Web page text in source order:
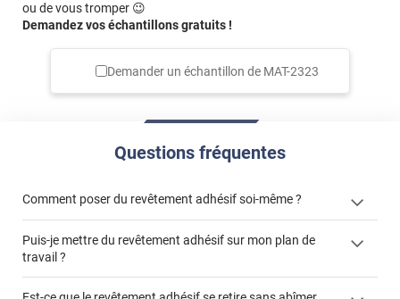
ou de vous tromper 😉
Demandez vos échantillons gratuits !
Demander un échantillon de MAT-2323
Questions fréquentes
Comment poser du revêtement adhésif soi-même ?
« Comment poser un revêtement adhésif ? »
Puis-je mettre du revêtement adhésif sur mon plan de
travail ?